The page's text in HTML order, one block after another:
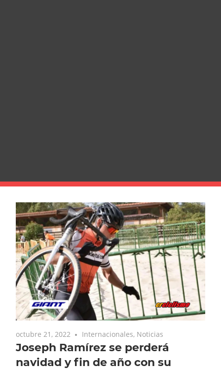
octubre 21, 2022 Internacionales, Noticias
Joseph Ramírez se perderá
navidad y fin de año con su